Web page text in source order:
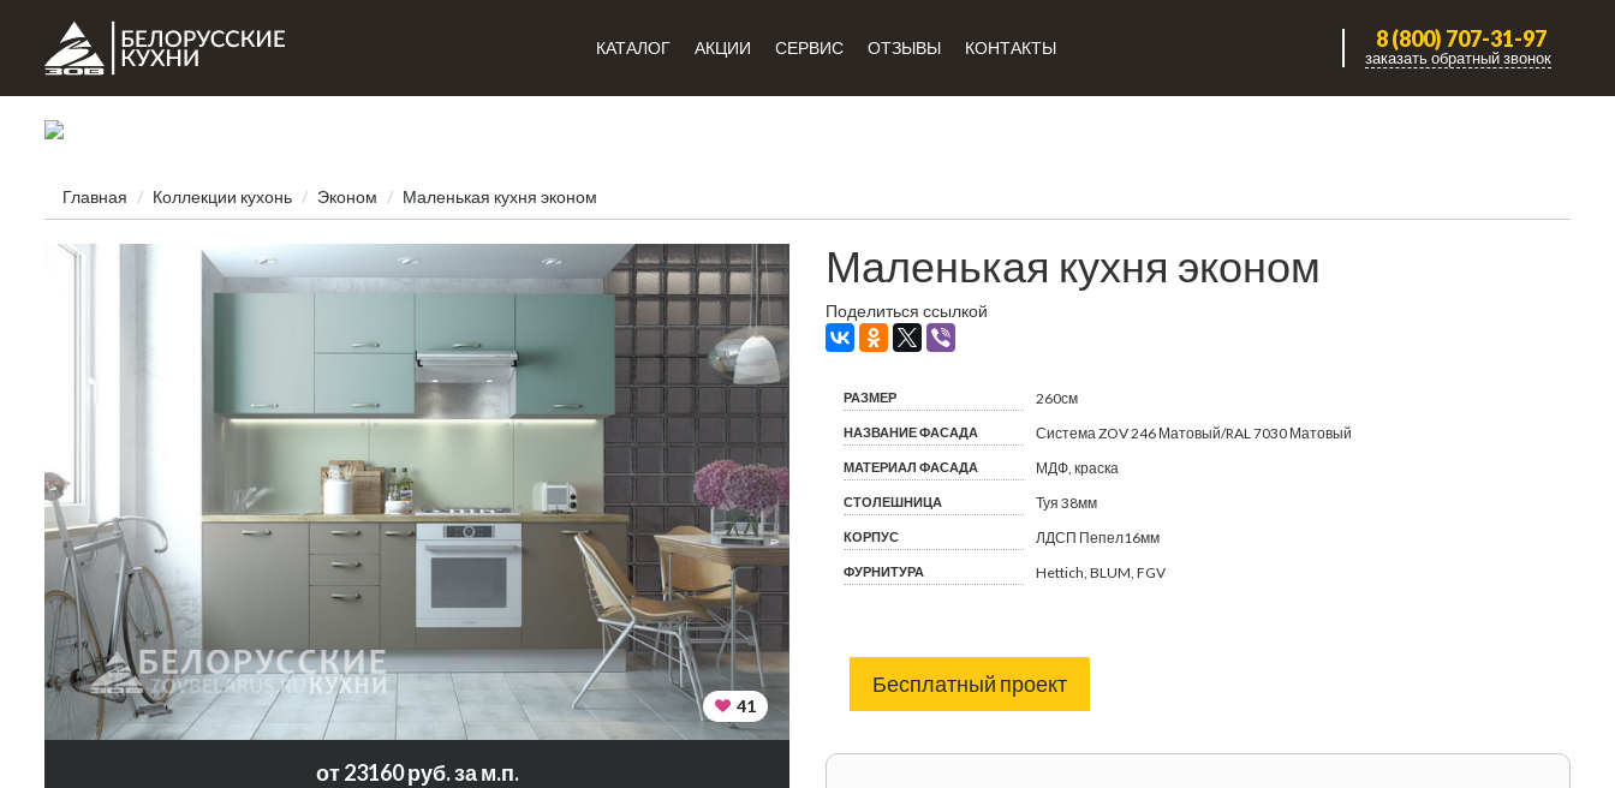
КАТАЛОГ АКЦИИ СЕРВИС ОТЗЫВЫ КОНТАКТЫ 8 (800) 707-31-97
заказать обратный звонок
Главная Коллекции кухонь Эконом Маленькая кухня эконом
41
от 23160 руб. за м.п.
Маленькая кухня эконом
Поделиться ссылкой
РАЗМЕР 260см
НАЗВАНИЕ ФАСАДА Система ZOV 246 Матовый/RAL 7030 Матовый
МАТЕРИАЛ ФАСАДА МДФ, краска
СТОЛЕШНИЦА Туя 38мм
КОРПУС ЛДСП Пепел16мм
ФУРНИТУРА Hettich, BLUM, FGV
Бесплатный проект